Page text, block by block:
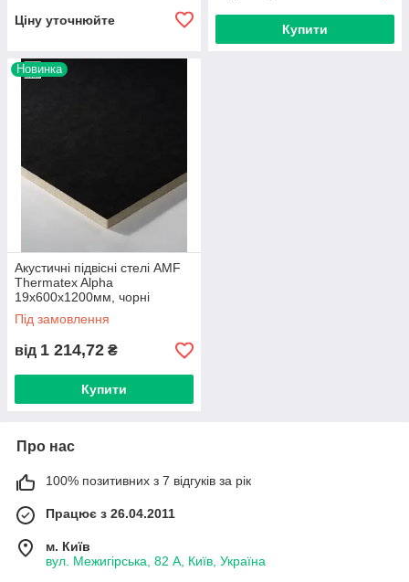
Ціну уточнюйте
Купити
Новинка
Акустичні підвісні стелі AMF
Thermatex Alpha
19х600х1200мм, чорні
Під замовлення
від 1 214,72 ₴
Купити
Про нас
100% позитивних з 7 відгуків за рік
Працює з 26.04.2011
м. Київ
вул. Межигірська, 82 А, Київ, Україна